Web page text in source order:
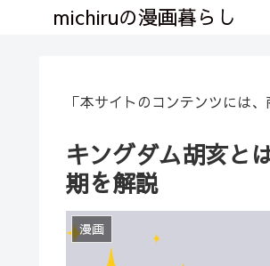
michiruの漫画暮らし
「本サイトのコンテンツには
キングダム胡亥と
期を解説
漫画